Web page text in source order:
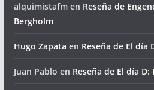
alquimistafmen Reseña de
Bergholm
Hugo Zapata en Reseña de El día
Juan Pablo en Reseña de El día